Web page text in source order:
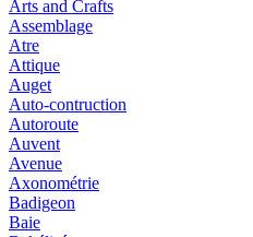
Arts and Crafts
Assemblage
Atre
Attique
Auget
Auto-contruction
Autoroute
Auvent
Avenue
Axonométrie
Badigeon
Baie